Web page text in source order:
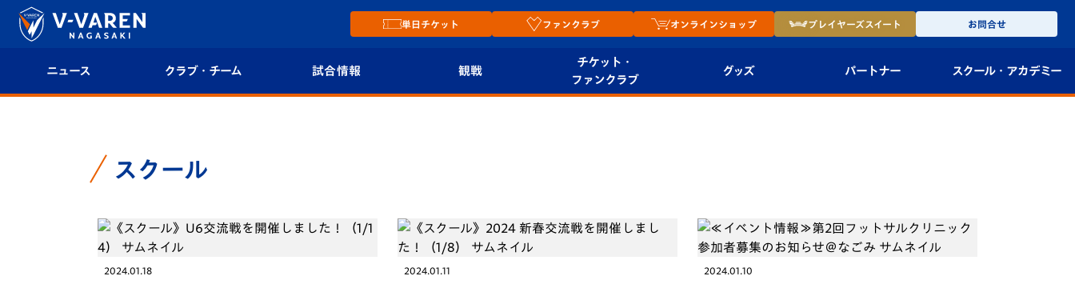
単日チケット ファンクラブ オンラインショップ プレイヤーズスイート お問合せ
ニュース クラブ・チーム
エンブレム紹介
選手プロフィール
試合情報
U-21 Jリーグ関連
観戦
スタジアムへのアク
セス
チケット・
ファンクラブ
V-LOVERS（ファン
グッズ パートナー スクール・ アカデミー
U-12
スクール
2024.01.18 2024.01.11 2024.01.10